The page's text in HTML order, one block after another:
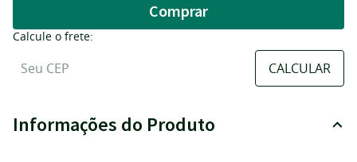
Comprar
Calcule o frete:
Informações do Produto